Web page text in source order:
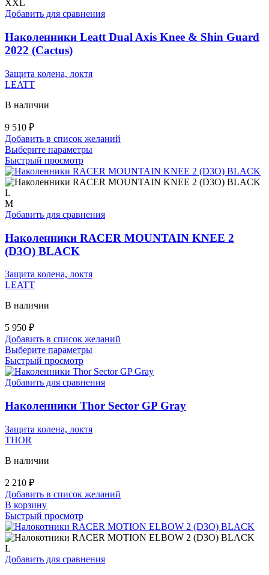
XXL
Добавить для сравнения
Наколенники Leatt Dual Axis Knee & Shin Guard
2022 (Cactus)
Защита колена, локтя
LEATT
В наличии
9 510 ₽
Добавить в список желаний
Выберите параметрыЭтот
имеет
несколько
можно
на
странице
Быстрый просмотр
L
M
Добавить для сравнения
Наколенники RACER MOUNTAIN KNEE 2
(D3O) BLACK
Защита колена, локтя
LEATT
В наличии
5 950 ₽
Добавить в список желаний
Выберите параметрыЭтот
имеет
несколько
Опции
можно
на
Быстрый просмотр
Добавить для сравнения
Наколенники Thor Sector GP Gray
Защита колена, локтя
THOR
В наличии
2 210 ₽
Добавить в список желаний
В корзину
Быстрый просмотр
L
Добавить для сравнения